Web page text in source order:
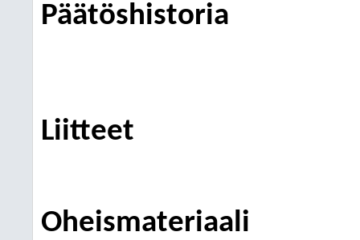
Päätöshistoria
Liitteet
Oheismateriaali